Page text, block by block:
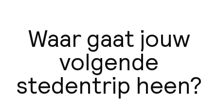
Waar gaat jouw
volgende
stedentrip heen?